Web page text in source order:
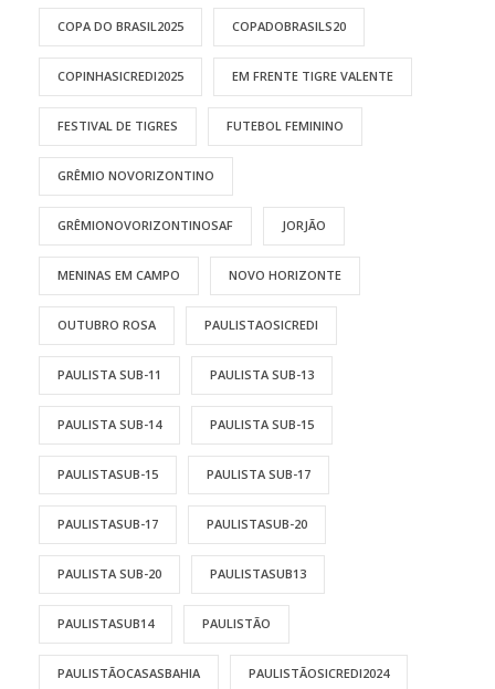
COPA DO BRASIL2025 COPADOBRASILS20
COPINHASICREDI2025 EM FRENTE TIGRE VALENTE
FESTIVAL DE TIGRES FUTEBOL FEMININO
GRÊMIO NOVORIZONTINO
GRÊMIONOVORIZONTINOSAF JORJÃO
MENINAS EM CAMPO NOVO HORIZONTE
OUTUBRO ROSA PAULISTAOSICREDI
PAULISTA SUB-11 PAULISTA SUB-13
PAULISTA SUB-14 PAULISTA SUB-15
PAULISTASUB-15 PAULISTA SUB-17
PAULISTASUB-17 PAULISTASUB-20
PAULISTA SUB-20 PAULISTASUB13
PAULISTASUB14 PAULISTÃO
PAULISTÃOCASASBAHIA PAULISTÃOSICREDI2024